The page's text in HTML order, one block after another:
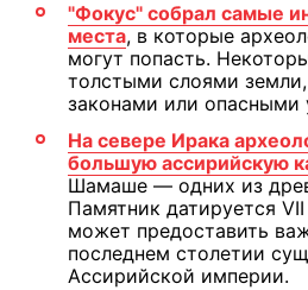
"Фокус" собрал самые
места, в которые
могут попасть.
толстыми слоями
законами или опасными
На севере Ирака
большую ассирийскую
Шамаше — одних из
Памятник датируется
может предоставить
последнем столетии
Ассирийской империи.